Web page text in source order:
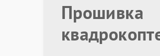
Прошивка